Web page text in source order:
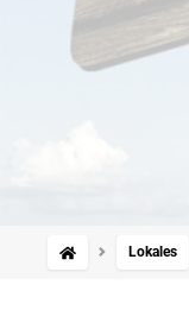
Lokales